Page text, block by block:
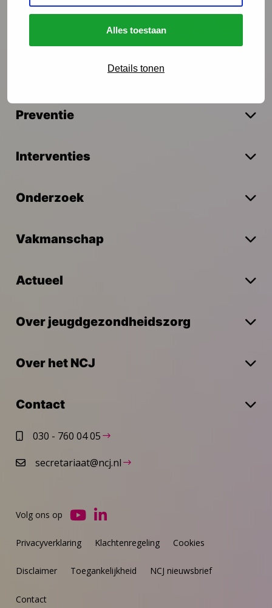
Alles toestaan
Details tonen
Onze nieuwsbrief ontvangen?
Preventie
Interventies
Onderzoek
Vakmanschap
Actueel
Over jeugdgezondheidszorg
Over het NCJ
Contact
030 - 760 04 05
secretariaat@ncj.nl
Privacyverklaring Klachtenregeling Cookies
Disclaimer Toegankelijkheid NCJ nieuwsbrief
Contact
Volg ons op
Ga
YouTube
Ga
LinkedIn